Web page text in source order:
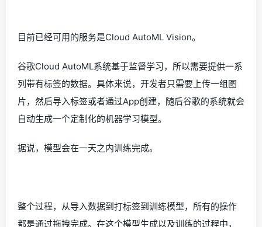
目前已经可用的服务是Cloud AutoML Vision。
谷歌Cloud AutoML系统基于监督学习，所以需要提供一系
列带有标签的数据。具体来说，开发者只需要上传一组图
片，然后导入标签或者通过App创建，随后谷歌的系统就会
自动生成一个定制化的机器学习模型。
据说，模型会在一天之内训练完成。
整个过程，从导入数据到打标签到训练模型，所有的操作
都是通过拖拽完成。在这个模型生成以及训练的过程中，